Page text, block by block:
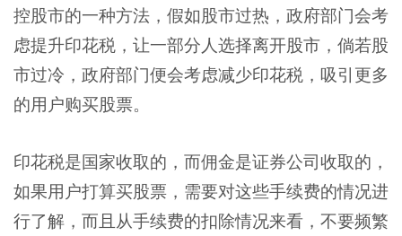
控股市的一种方法，假如股市过热，政府部门会考
虑提升印花税，让一部分人选择离开股市，倘若股
市过冷，政府部门便会考虑减少印花税，吸引更多
的用户购买股票。
印花税是国家收取的，而佣金是证券公司收取的，
如果用户打算买股票，需要对这些手续费的情况进
行了解，而且从手续费的扣除情况来看，不要频繁